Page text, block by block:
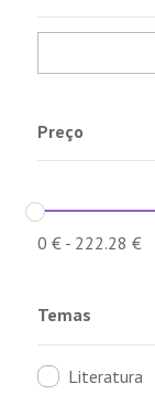
Preço
0 €- 222.28 €
Temas
Literatura